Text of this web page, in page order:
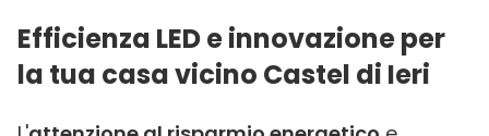
Efficienza LED e innovazione per
la tua casa vicino Castel di Ieri